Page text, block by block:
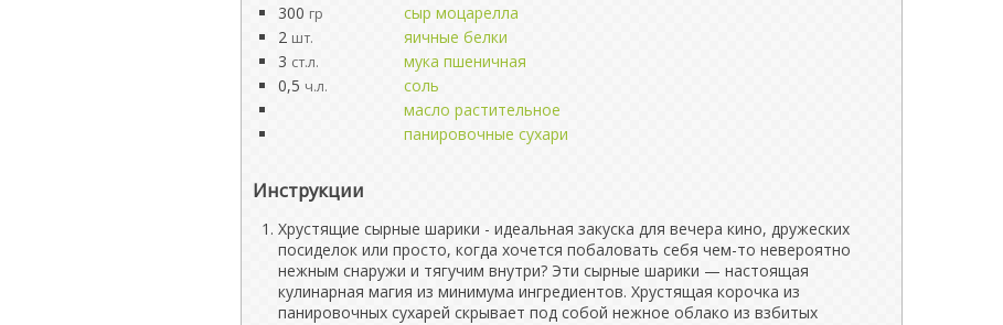
300 гр
сыр моцарелла
2 шт.
яичные белки
3 ст.л.
мука пшеничная
0,5 ч.л.
соль
масло растительное
панировочные сухари
Инструкции
Хрустящие сырные шарики - идеальная закуска для вечера кино, дружеских
посиделок или просто, когда хочется побаловать себя чем-то невероятно
нежным снаружи и тягучим внутри? Эти сырные шарики — настоящая
кулинарная магия из минимума ингредиентов. Хрустящая корочка из
панировочных сухарей скрывает под собой нежное облако из взбитых